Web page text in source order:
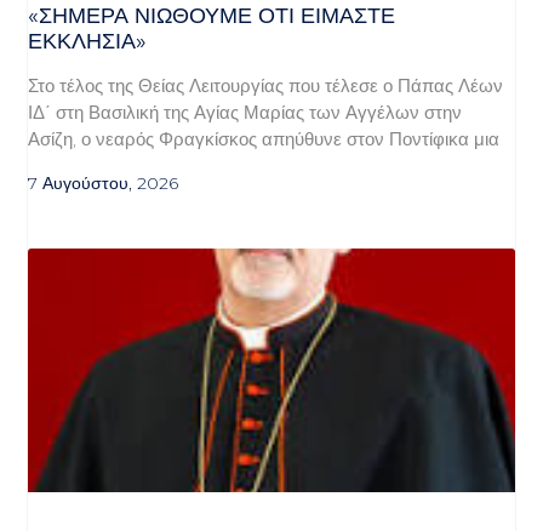
«ΣΉΜΕΡΑ ΝΙΏΘΟΥΜΕ ΌΤΙ ΕΊΜΑΣΤΕ
ΕΚΚΛΗΣΊΑ»
Στο τέλος της Θείας Λειτουργίας που τέλεσε ο Πάπας Λέων
ΙΔ΄ στη Βασιλική της Αγίας Μαρίας των Αγγέλων στην
Ασίζη, ο νεαρός Φραγκίσκος απηύθυνε στον Ποντίφικα μια
7 Αυγούστου, 2026